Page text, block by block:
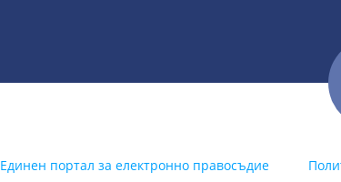
Единен портал за електронно правосъдие